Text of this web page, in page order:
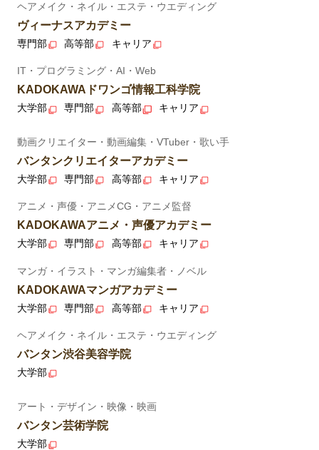
ヘアメイク・ネイル・エステ・ウエディング
ヴィーナスアカデミー
専門部 高等部 キャリア
IT・プログラミング・AI・Web
KADOKAWAドワンゴ情報工科学院
大学部 専門部 高等部 キャリア
動画クリエイター・動画編集・VTuber・歌い手
バンタンクリエイターアカデミー
大学部 専門部 高等部 キャリア
アニメ・声優・アニメCG・アニメ監督
KADOKAWAアニメ・声優アカデミー
大学部 専門部 高等部 キャリア
マンガ・イラスト・マンガ編集者・ノベル
KADOKAWAマンガアカデミー
大学部 専門部 高等部 キャリア
ヘアメイク・ネイル・エステ・ウエディング
バンタン渋谷美容学院
大学部
アート・デザイン・映像・映画
バンタン芸術学院
大学部